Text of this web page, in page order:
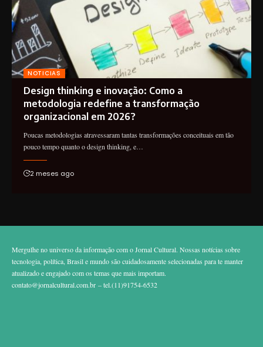
NOTICIAS
Design thinking e inovação: Como a
metodologia redefine a transformação
organizacional em 2026?
Poucas metodologias atravessaram tantas transformações conceituais em tão
pouco tempo quanto o design thinking, e…
2 meses ago
Mergulhe no universo da informação com o Jornal Cultural. Nossas notícias sobre
tecnologia, política, Brasil e mundo são cuidadosamente selecionadas para te manter
atualizado e engajado com os temas que mais importam.
contato@jornalcultural.com.br – tel.(11)91754-6532